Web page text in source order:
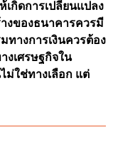
กิดการเปลี่ยนเเปลง
งของธนาคารควรมี
ทางการเงินควรต้อง
งเศรษฐกิจใน
ม่ใช่ทางเลือก แต่